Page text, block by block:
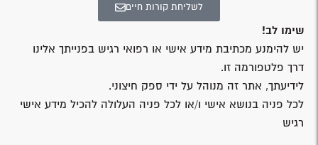
לשליחת קורות חיים
שימו לב!
יש להימנע מכתיבת מידע אישי או רפואי רגיש בפנייתך אלינו
דרך פלטפורמה זו.
לידיעתך, אתר זה מנוהל על ידי ספק חיצוני.
לכל פניה בנושא אישי ו/או לכל פניה העלולה להכיל מידע אישי
רגיש